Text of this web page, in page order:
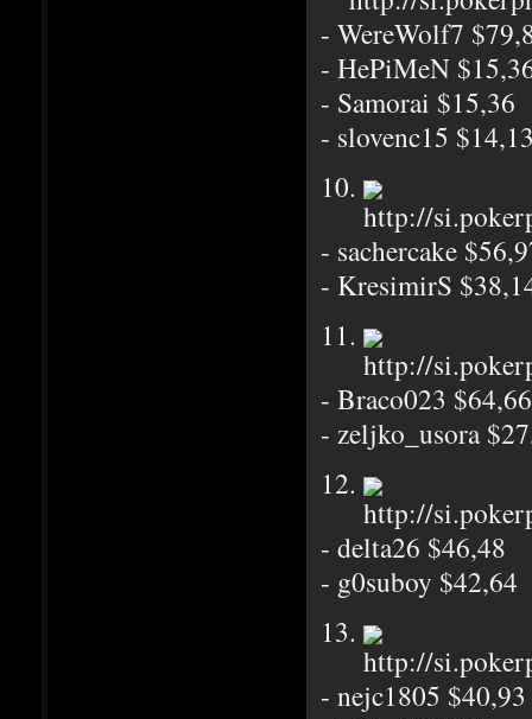
- WereWolf7
- HePiMeN
- Samorai $15,36
- slovenc15
10.
- sachercake
- KresimirS
11.
- Braco023 $64,66
- zeljko_usora
12.
- delta26 $46,48
- g0suboy $42,64
13.
- nejc1805 $40,93